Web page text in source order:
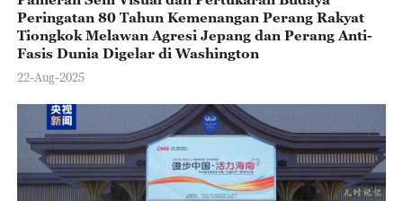
Peringatan 80 Tahun Kemenangan Perang Rakyat
Tiongkok Melawan Agresi Jepang dan Perang Anti-
Fasis Dunia Digelar di Washington
22-Aug-2025